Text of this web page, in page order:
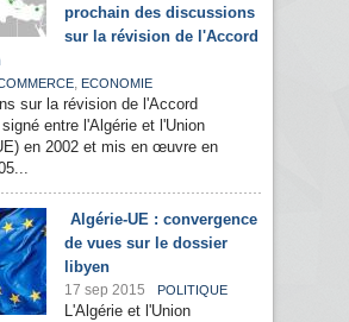
prochain des discussions
sur la révision de l'Accord
, ECONOMIE
sur la révision de l'Accord
entre l'Algérie et l'Union
en 2002 et mis en œuvre en
Algérie-UE : convergence
de vues sur le dossier
libyen
17 sep 2015 POLITIQUE
L'Algérie et l'Union